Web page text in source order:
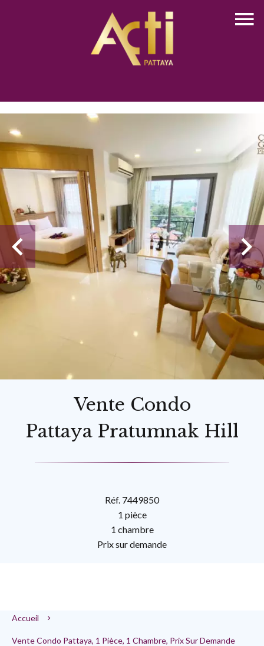
Vente Condo
Pattaya Pratumnak Hill
Réf. 7449850
1 pièce
1 chambre
Prix sur demande
Accueil
Vente Condo Pattaya, 1 Pièce, 1 Chambre, Prix Sur Demande